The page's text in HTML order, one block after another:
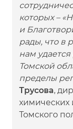
которых –
и
рады, что в
нам
Томской
пределы
Трусова,
химических
Томского